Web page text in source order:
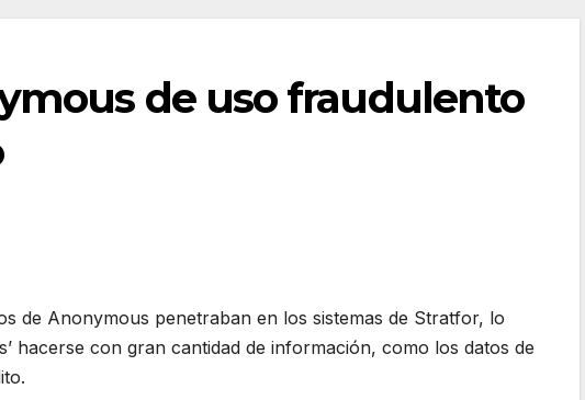
de uso fraudulento
de Anonymous penetraban en los sistemas de Stratfor, lo
hacerse con gran cantidad de información, como los datos de